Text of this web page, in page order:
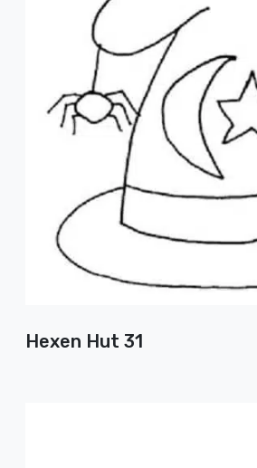
Hexen Hut 31